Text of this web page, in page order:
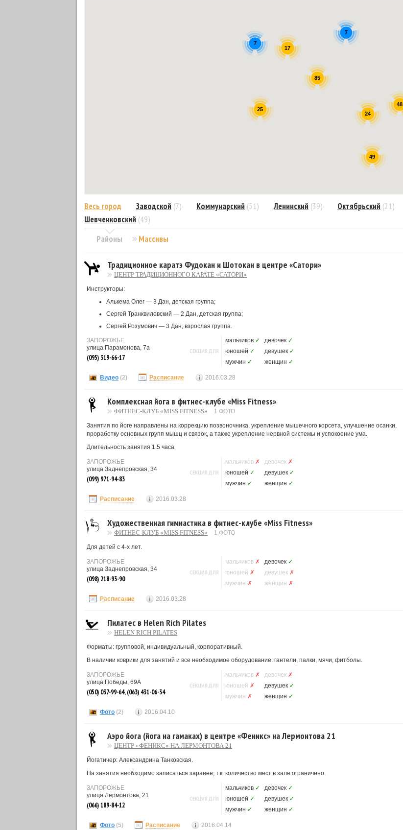
85
48
24
25
49
17
7
7
Районы
Весь город Заводской (7) Коммунарский (51) Ленинский (39) Октябрьский (21)
Шевченковский (49)
Массивы
Традиционное каратэ Фудокан и Шотокан в центре «Сатори»
ЦЕНТР ТРАДИЦИОННОГО КАРАТЕ «САТОРИ»
Инструкторы:
Алькема Олег — 3 Дан, детская группа;
Сергей Транквилевский — 2 Дан, детская группа;
Сергей Розумович — 3 Дан, взрослая группа.
ЗАПОРОЖЬЕ
улица Парамонова, 7а
(095) 319-66-17
СЕКЦИЯ ДЛЯ
мальчиков ✓ девочек ✓
юношей ✓ девушек ✓
мужчин ✓ женщин ✓
Видео (2) Расписание 2016.03.28
Комплексная йога в фитнес-клубе «Miss Fitness»
ФИТНЕС-КЛУБ «MISS FITNESS» 1 ФОТО
Занятия по йоге направлены на коррекцию позвоночника, укрепление мышечного корсета, улучшение осанки,
проработку основных групп мышц и связок, а также укрепление нервной системы и успокоение ума.
Длительность занятия 1.5 часа
ЗАПОРОЖЬЕ
улица Заднепровская, 34
(099) 971-94-83
СЕКЦИЯ ДЛЯ
мальчиков ✗ девочек ✗
юношей ✓ девушек ✓
мужчин ✓ женщин ✓
Расписание 2016.03.28
Художественная гимнастика в фитнес-клубе «Miss Fitness»
ФИТНЕС-КЛУБ «MISS FITNESS» 1 ФОТО
Для детей с 4-х лет.
ЗАПОРОЖЬЕ
улица Заднепровская, 34
(098) 218-93-90
СЕКЦИЯ ДЛЯ
мальчиков ✗ девочек ✓
юношей ✗ девушек ✗
мужчин ✗ женщин ✗
Расписание 2016.03.28
Пилатес в Helen Rich Pilates
HELEN RICH PILATES
Форматы: групповой, индивидуальный, корпоративный.
В наличии коврики для занятий и все необходимое оборудование: гантели, палки, мячи, фитболы.
ЗАПОРОЖЬЕ
улица Победы, 69А
(050) 037-99-64, (063) 431-06-34
СЕКЦИЯ ДЛЯ
мальчиков ✗ девочек ✗
юношей ✗ девушек ✓
мужчин ✗ женщин ✓
Фото (2) 2016.04.10
Аэро йога (йога на гамаках) в центре «Феникс» на Лермонтова 21
ЦЕНТР «ФЕНИКС» НА ЛЕРМОНТОВА 21
Йогатичер: Александрина Танковская.
На занятия необходимо записаться заранее, т.к. количество мест в зале ограничено.
ЗАПОРОЖЬЕ
улица Лермонтова, 21
(066) 189-84-12
СЕКЦИЯ ДЛЯ
мальчиков ✓ девочек ✓
юношей ✓ девушек ✓
мужчин ✓ женщин ✓
Фото (5) Расписание 2016.04.14